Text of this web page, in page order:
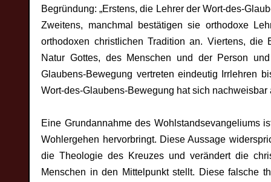
Begründung: „Erstens, die Lehrer der Wort-des-
Zweitens, manchmal bestätigen sie orthodoxe
orthodoxen christlichen Tradition an. Viertens,
Natur Gottes, des Menschen und der Person
Glaubens-Bewegung vertreten eindeutig Irrlehren
Wort-des-Glaubens-Bewegung hat sich
Eine Grundannahme des Wohlstandsevangeliums
Wohlergehen hervorbringt. Diese Aussage
die Theologie des Kreuzes und verändert die
Menschen in den Mittelpunkt stellt. Diese falsche